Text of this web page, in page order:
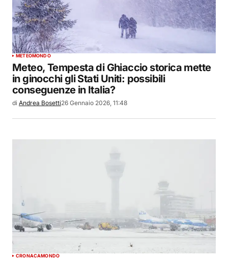
METEOMONDO
Meteo, Tempesta di Ghiaccio storica mette
in ginocchi gli Stati Uniti: possibili
conseguenze in Italia?
di Andrea Bosetti26 Gennaio 2026, 11:48
CRONACAMONDO